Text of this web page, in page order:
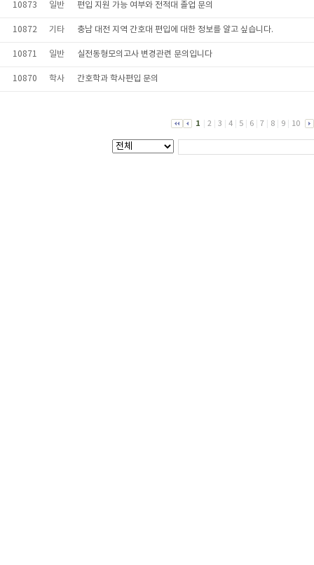
10873 일반 편입 지원 가능 여부와 전적대 졸업 문의
10872 기타 충남 대전 지역 간호대 편입에 대한 정보를 알고 싶습니다.
10871 일반 실전동형모의고사 변경관련 문의입니다
10870 학사 간호학과 학사편입 문의
1 2 3 4 5 6 7 8 9 10